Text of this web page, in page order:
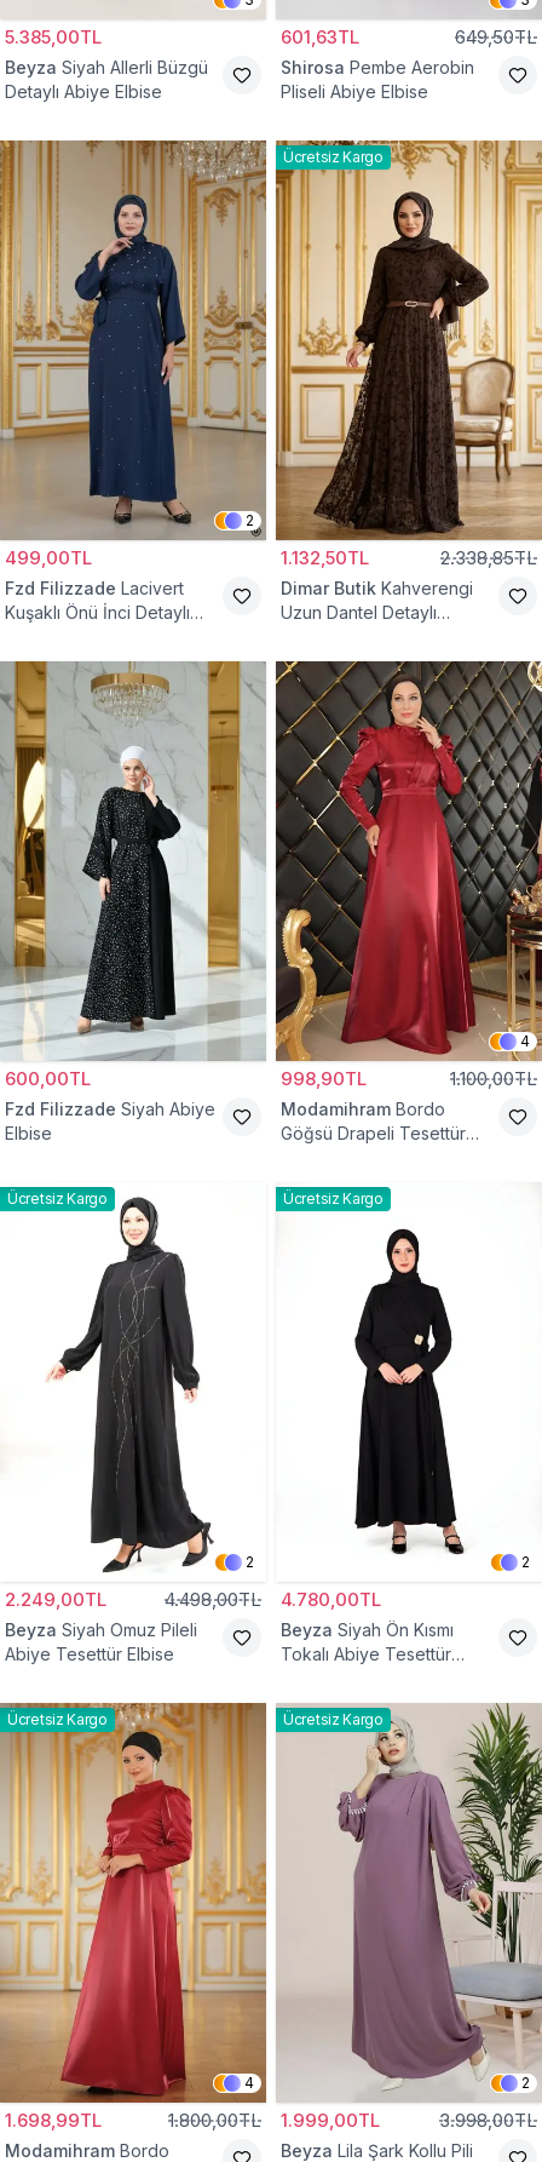
5.385,00TL
Beyza Siyah Allerli Büzgü
Detaylı Abiye Elbise
601,63TL 649,50TL
Shirosa Pembe Aerobin
Pliseli Abiye Elbise
2
499,00TL
Fzd Filizzade Lacivert
Kuşaklı Önü İnci Detaylı
Ücretsiz Kargo
1.132,50TL 2.338,85TL
Dimar Butik Kahverengi
Uzun Dantel Detaylı
600,00TL
Fzd Filizzade Siyah Abiye
Elbise
4
998,90TL 1.100,00TL
Modamihram Bordo
Göğsü Drapeli Tesettür
Ücretsiz Kargo
2
2.249,00TL 4.498,00TL
Beyza Siyah Omuz Pileli
Abiye Tesettür Elbise
Ücretsiz Kargo
2
4.780,00TL
Beyza Siyah Ön Kısmı
Tokalı Abiye Tesettür
Ücretsiz Kargo
4
1.698,99TL 1.800,00TL
Modamihram Bordo
Ücretsiz Kargo
2
1.999,00TL 3.998,00TL
Beyza Lila Şark Kollu Pili